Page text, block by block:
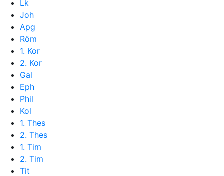
Lk
Joh
Apg
Röm
1. Kor
2. Kor
Gal
Eph
Phil
Kol
1. Thes
2. Thes
1. Tim
2. Tim
Tit